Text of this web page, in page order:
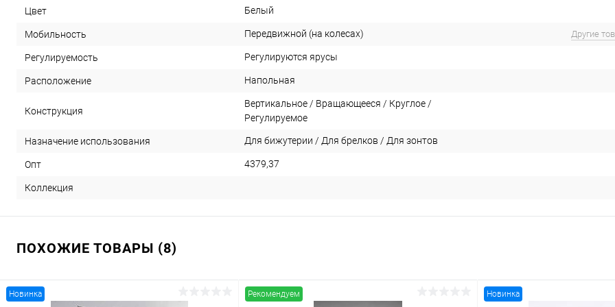
Цвет Белый
Мобильность Передвижной (на колесах) Другие
Регулируемость Регулируются ярусы
Расположение Напольная
Конструкция
Вертикальное / Вращающееся / Круглое /
Регулируемое
Назначение использования Для бижутерии / Для брелков / Для зонтов
Опт 4379,37
Коллекция
ПОХОЖИЕ ТОВАРЫ (8)
Новинка Рекомендуем Новинка